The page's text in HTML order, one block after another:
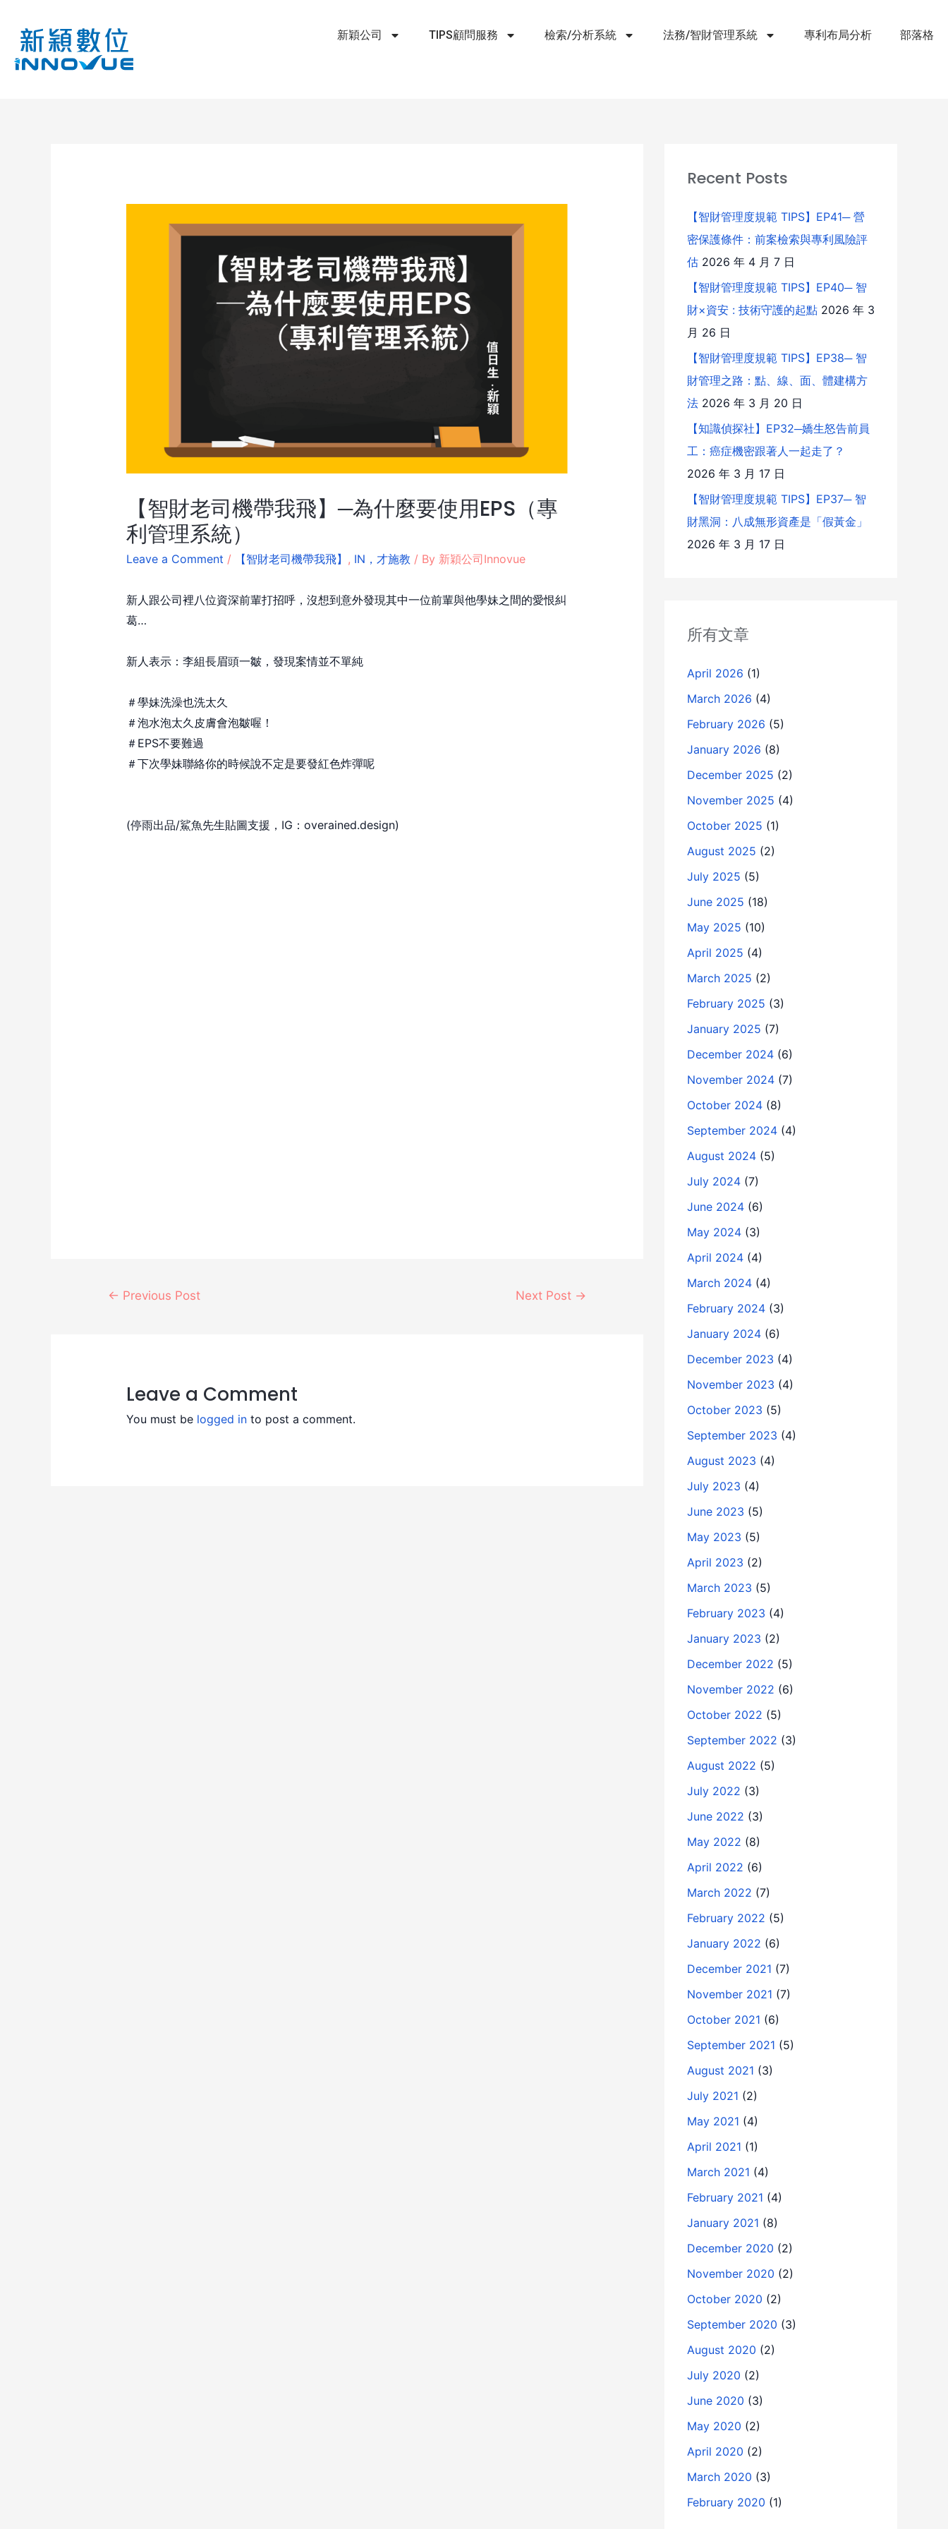
新穎公司 TIPS顧問服務 檢索/分析系統 法務/智財管理系統 專利布局分析 部落格
【智財老司機帶我飛】─為什麼要使用EPS（專
利管理系統）
Leave a Comment / 【智財老司機帶我飛】 , IN，才施教 / By 新穎公司Innovue
新人跟公司裡八位資深前輩打招呼，沒想到意外發現其中一位前輩與他學妹之間的愛恨糾
葛…
新人表示：李組長眉頭一皺，發現案情並不單純
＃學妹洗澡也洗太久
＃泡水泡太久皮膚會泡皺喔！
＃EPS不要難過
＃下次學妹聯絡你的時候說不定是要發紅色炸彈呢
(停雨出品/鯊魚先生貼圖支援，IG：overained.design)
← Previous Post Next Post →
Leave a Comment
You must be logged into post a comment.
Recent Posts
【智財管理度規範 TIPS】EP41─ 營
密保護條件：前案檢索與專利風險評
估 2026 年 4 月 7 日
【智財管理度規範 TIPS】EP40─ 智
財×資安 : 技術守護的起點 2026 年 3
月 26 日
【智財管理度規範 TIPS】EP38─ 智
財管理之路：點、線、面、體建構方
法 2026 年 3 月 20 日
【知識偵探社】EP32─嬌生怒告前員
工：癌症機密跟著人一起走了？
2026 年 3 月 17 日
【智財管理度規範 TIPS】EP37─ 智
財黑洞：八成無形資產是「假黃金」
2026 年 3 月 17 日
所有文章
April 2026 (1)
March 2026 (4)
February 2026 (5)
January 2026 (8)
December 2025 (2)
November 2025 (4)
October 2025 (1)
August 2025 (2)
July 2025 (5)
June 2025 (18)
May 2025 (10)
April 2025 (4)
March 2025 (2)
February 2025 (3)
January 2025 (7)
December 2024 (6)
November 2024 (7)
October 2024 (8)
September 2024 (4)
August 2024 (5)
July 2024 (7)
June 2024 (6)
May 2024 (3)
April 2024 (4)
March 2024 (4)
February 2024 (3)
January 2024 (6)
December 2023 (4)
November 2023 (4)
October 2023 (5)
September 2023 (4)
August 2023 (4)
July 2023 (4)
June 2023 (5)
May 2023 (5)
April 2023 (2)
March 2023 (5)
February 2023 (4)
January 2023 (2)
December 2022 (5)
November 2022 (6)
October 2022 (5)
September 2022 (3)
August 2022 (5)
July 2022 (3)
June 2022 (3)
May 2022 (8)
April 2022 (6)
March 2022 (7)
February 2022 (5)
January 2022 (6)
December 2021 (7)
November 2021 (7)
October 2021 (6)
September 2021 (5)
August 2021 (3)
July 2021 (2)
May 2021 (4)
April 2021 (1)
March 2021 (4)
February 2021 (4)
January 2021 (8)
December 2020 (2)
November 2020 (2)
October 2020 (2)
September 2020 (3)
August 2020 (2)
July 2020 (2)
June 2020 (3)
May 2020 (2)
April 2020 (2)
March 2020 (3)
February 2020 (1)